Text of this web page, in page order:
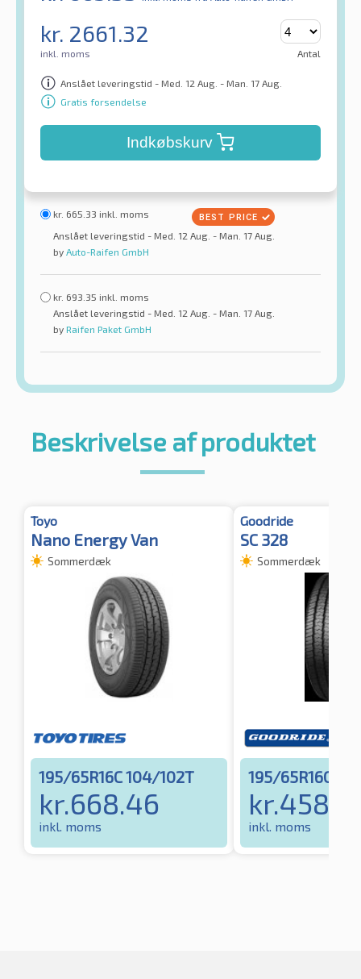
kr. 2661.32
inkl. moms Antal
Anslået leveringstid - Med. 12 Aug. - Man. 17 Aug.
Gratis forsendelse
Indkøbskurv
kr. 665.33 inkl. moms
Anslået leveringstid - Med. 12 Aug. - Man. 17 Aug.
by Auto-Raifen GmbH
kr. 693.35 inkl. moms
Anslået leveringstid - Med. 12 Aug. - Man. 17 Aug.
by Raifen Paket GmbH
Beskrivelse af produktet
Toyo
Nano Energy Van
Sommerdæk
195/65R16C 104/102T
kr.668.46
inkl. moms
Goodride
SC 328
Sommerdæk
195/65R16C
kr.
inkl. moms